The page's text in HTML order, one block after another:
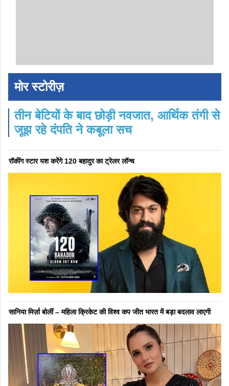
मोर स्टोरीज़
तीन बेटियों के बाद छोड़ी नवजात, आर्थिक तंगी से
जूझ रहे दंपति ने कबूला सच
रॉकींग स्टार यश करेंगे 120 बहादुर का ट्रेलर लॉन्च
सानिया मिर्ज़ा बोलीं – महिला क्रिकेट की विश्व कप जीत भारत में बड़ा बदलाव लाएगी